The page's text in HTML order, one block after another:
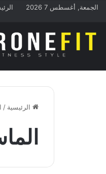
الجمعة, أغسطس 7 2026
الرئيسية /